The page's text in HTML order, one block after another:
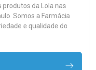
produtos da Lola nas
Somos a Farmácia
e qualidade do